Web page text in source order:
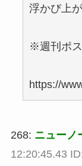
浮かび上
※週刊ポ
https://
268: ニューノ
12:20:45.43